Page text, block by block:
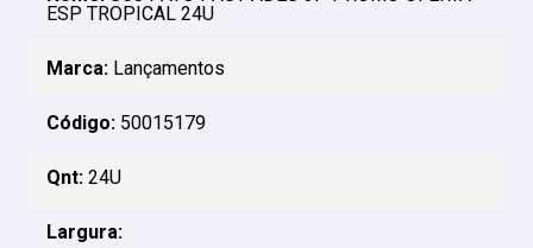
ESP TROPICAL 24U
Marca: Lançamentos
Código: 50015179
Qnt: 24U
Largura: